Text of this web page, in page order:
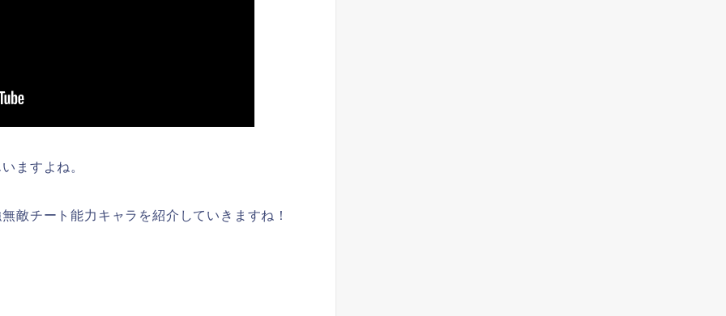
ますよね。
敵チート能力キャラを紹介していきますね！